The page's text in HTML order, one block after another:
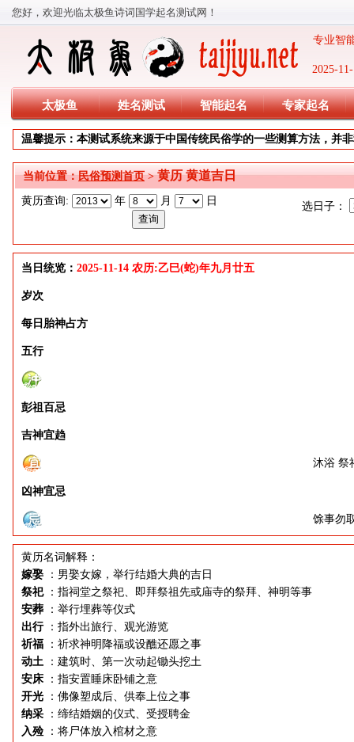
您好，欢迎光临太极鱼诗词国学起名测试网！
2025-
专业智
太极鱼 姓名测试 智能起名 专家起名
温馨提示：本测试系统来源于中国传统民俗学的一些测算方法，并
当前位置：民俗预测首页>黄历 黄道吉日
黄历查询: 年 月 日 选日子：
当日统览： 2025-11-14 农历:乙巳(蛇)年九月廿五
岁次
每日胎神占方
五行
彭祖百忌
吉神宜趋
沐浴 祭
凶神宜忌
馀事勿
黄历名词解释：
嫁娶
：男娶女嫁，举行结婚大典的吉日
祭祀 ：指祠堂之祭祀、即拜祭祖先或庙寺的祭拜、神明等事
安葬
：举行埋葬等仪式
出行 ：指外出旅行、观光游览
祈福
：祈求神明降福或设醮还愿之事
动土
：建筑时、第一次动起锄头挖土
安床
：指安置睡床卧铺之意
开光
：佛像塑成后、供奉上位之事
纳采
：缔结婚姻的仪式、受授聘金
入殓
：将尸体放入棺材之意